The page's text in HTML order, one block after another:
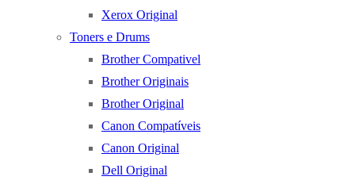
Xerox Original
Toners e Drums
Brother Compativel
Brother Originais
Brother Original
Canon Compatíveis
Canon Original
Dell Original